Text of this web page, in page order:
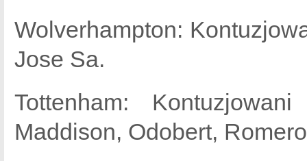
Wolverhampton:
Jose Sa.
Tottenham:
Maddison, Odobert,